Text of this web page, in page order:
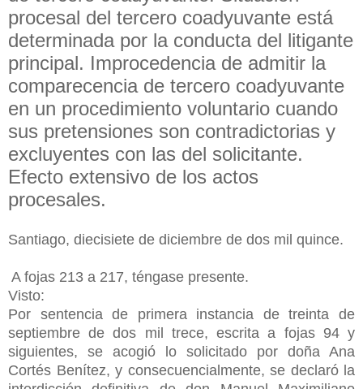
procesal del tercero coadyuvante está
determinada por la conducta del litigante
principal. Improcedencia de admitir la
comparecencia de tercero coadyuvante
en un procedimiento voluntario cuando
sus pretensiones son contradictorias y
excluyentes con las del solicitante.
Efecto extensivo de los actos
procesales.
Santiago, diecisiete de diciembre de dos mil quince.
A fojas 213 a 217, téngase presente.
Visto:
Por sentencia de primera instancia de treinta de
septiembre de dos mil trece, escrita a fojas 94 y
siguientes, se acogió lo solicitado por doña Ana
Cortés Benítez, y consecuencialmente, se declaró la